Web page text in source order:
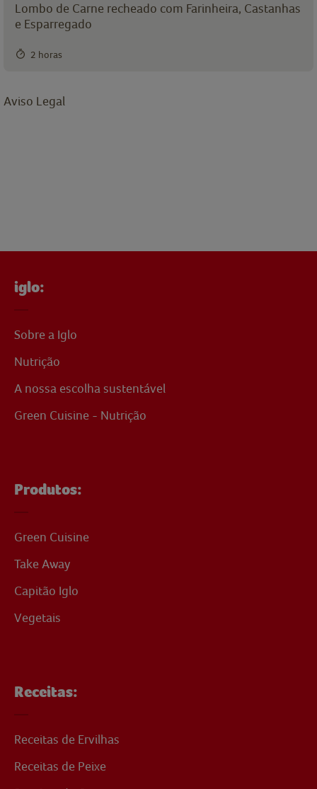
Lombo de Carne recheado com Farinheira, Castanhas
e Esparregado
2 horas
Aviso Legal
iglo:
Sobre a Iglo
Nutrição
A nossa escolha sustentável
Green Cuisine - Nutrição
Produtos:
Green Cuisine
Take Away
Capitão Iglo
Vegetais
Receitas:
Receitas de Ervilhas
Receitas de Peixe